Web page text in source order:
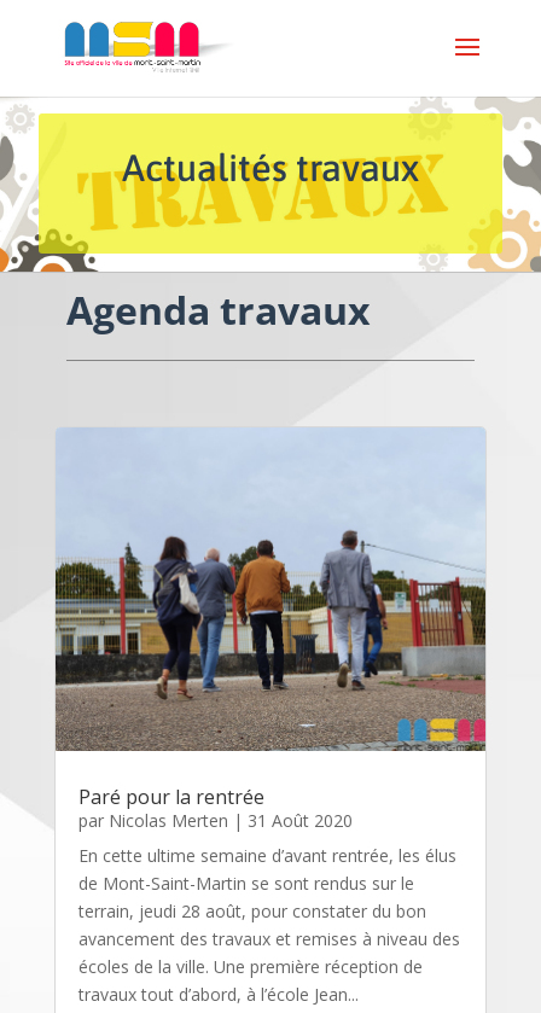
Actualités travaux
Agenda travaux
Paré pour la rentrée
par Nicolas Merten | 31 Août 2020
En cette ultime semaine d’avant rentrée, les élus
de Mont-Saint-Martin se sont rendus sur le
terrain, jeudi 28 août, pour constater du bon
avancement des travaux et remises à niveau des
écoles de la ville. Une première réception de
travaux tout d’abord, à l’école Jean...